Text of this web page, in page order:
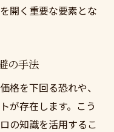
開く重要な要素とな
の手法
格を下回る恐れや、
が存在します。こう
の知識を活用するこ